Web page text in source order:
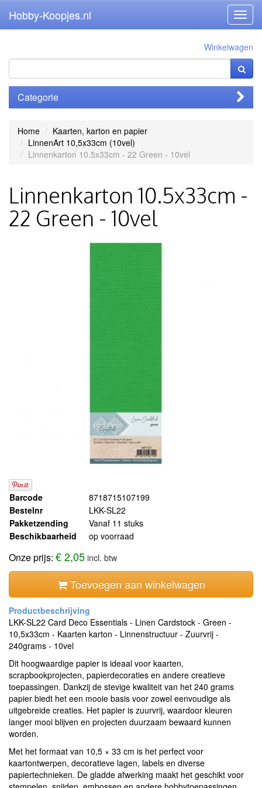
Hobby-Koopjes.nl
Winkelwagen
Categorie
Home
Kaarten, karton en papier
LinnenArt 10,5x33cm (10vel)
Linnenkarton 10.5x33cm - 22 Green - 10vel
Linnenkarton 10.5x33cm -
22 Green - 10vel
Barcode
8718715107199
Bestelnr
LKK-SL22
Pakketzending
Vanaf 11 stuks
Beschikbaarheid
op voorraad
Onze prijs: € 2,05incl. btw
Toevoegen aan winkelwagen
LKK-SL22 Card Deco Essentials - Linen Cardstock - Green -
10,5x33cm - Kaarten karton - Linnenstructuur - Zuurvrij -
240grams - 10vel
Dit hoogwaardige papier is ideaal voor kaarten,
scrapbookprojecten, papierdecoraties en andere creatieve
toepassingen. Dankzij de stevige kwaliteit van het 240 grams
papier biedt het een mooie basis voor zowel eenvoudige als
uitgebreide creaties. Het papier is zuurvrij, waardoor kleuren
langer mooi blijven en projecten duurzaam bewaard kunnen
worden.
Met het formaat van 10,5 × 33 cm is het perfect voor
kaartontwerpen, decoratieve lagen, labels en diverse
papiertechnieken. De gladde afwerking maakt het geschikt voor